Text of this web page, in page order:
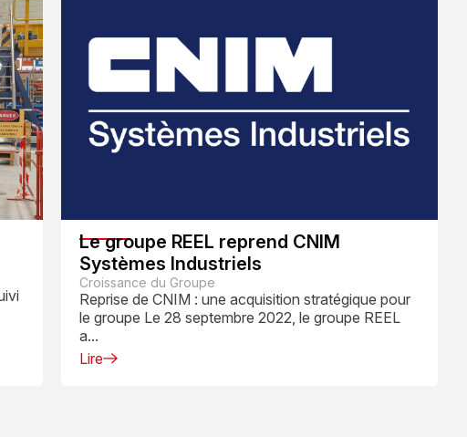
Le groupe REEL reprend CNIM
Systèmes Industriels
Croissance du Groupe
Reprise de CNIM : une acquisition stratégique pour
le groupe Le 28 septembre 2022, le groupe REEL
a...
Lire